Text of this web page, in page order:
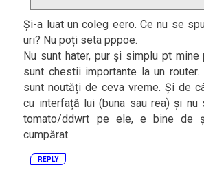
Și-a luat un coleg eero. Ce nu se
uri? Nu poți seta pppoe.
Nu sunt hater, pur și simplu pt
sunt chestii importante la un
sunt noutăți de ceva vreme. Și de
cu interfață lui (buna sau rea) și nu
tomato/ddwrt pe ele, e bine de
cumpărat.
REPLY